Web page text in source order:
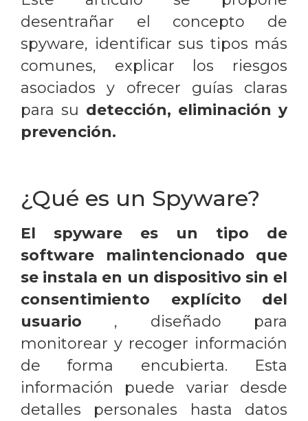
desentrañar el concepto de
spyware, identificar sus tipos más
comunes, explicar los riesgos
asociados y ofrecer guías claras
para su detección, eliminación y
prevención.
¿Qué es un Spyware?
El spyware es un tipo de
software malintencionado que
se instala en un dispositivo sin el
consentimiento explícito del
usuario , diseñado para
monitorear y recoger información
de forma encubierta. Esta
información puede variar desde
detalles personales hasta datos